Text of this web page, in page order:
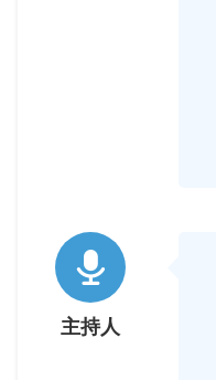

主持人